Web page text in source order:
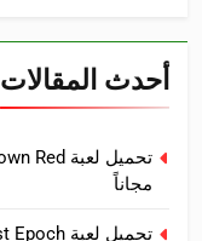
أحدث المقالات
مجاناً